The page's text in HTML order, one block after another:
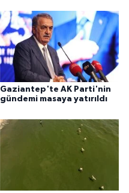
Gaziantep'te AK Parti'nin
gündemi masaya yatırıldı